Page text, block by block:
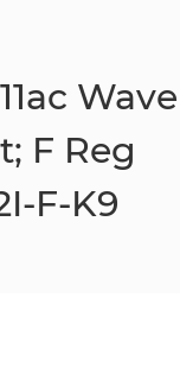
Wave
F Reg
F-K9